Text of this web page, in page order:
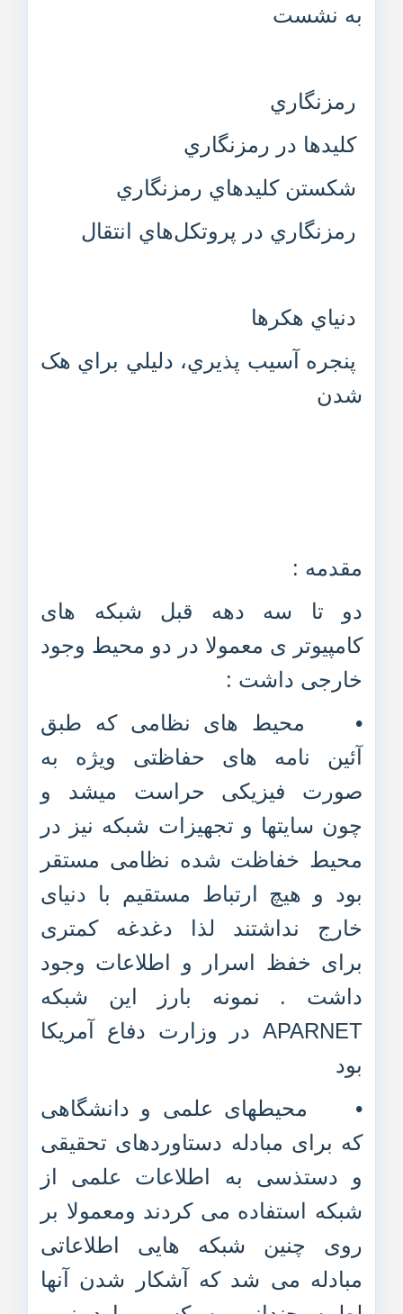
به نشست
رمزنگاري
کليدها در رمزنگاري
شکستن کليدهاي رمزنگاري
رمزنگاري در پروتکل‌هاي انتقال
دنياي هکرها
پنجره آسيب پذيري، دليلي براي هک
شدن
مقدمه :
دو تا سه دهه قبل شبکه های
کامپیوتر ی معمولا در دو محیط وجود
خارجی داشت :
•
محیط های نظامی که طبق
آئین نامه های حفاظتی ویژه به
صورت فیزیکی حراست میشد و
چون سایتها و تجهیزات شبکه نیز در
محیط خفاظت شده نظامی مستقر
بود و هیچ ارتباط مستقیم با دنیای
خارج نداشتند لذا دغدغه کمتری
برای خفظ اسرار و اطلاعات وجود
داشت . نمونه بارز این شبکه
APARNET در وزارت دفاع آمریکا
بود
•
محیطهای علمی و دانشگاهی
که برای مبادله دستاوردهای تحقیقی
و دستذسی به اطلاعات علمی از
شبکه استفاده می کردند ومعمولا بر
روی چنین شبکه هایی اطلاعاتی
مبادله می شد که آشکار شدن آنها